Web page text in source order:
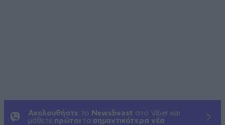
Ακολουθήστε το Newsbeast στο Viber και
μάθετε πρώτοι τα σημαντικότερα νέα